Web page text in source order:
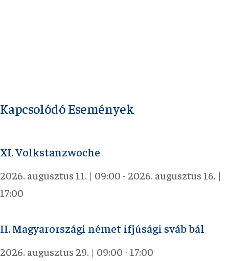
Kapcsolódó Események
XI. Volkstanzwoche
2026. augusztus 11. | 09:00 - 2026. augusztus 16. |
17:00
II. Magyarországi német ifjúsági sváb bál
2026. augusztus 29. | 09:00 - 17:00